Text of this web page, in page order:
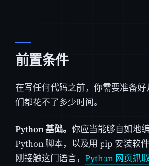
前置条件
在写任何代码之前，你需要准备好
们都花不了多少时间。
Python 基础。 你应当能够自如地
Python 脚本，以及用 pip 安装软
刚接触这门语言， Python 网页抓